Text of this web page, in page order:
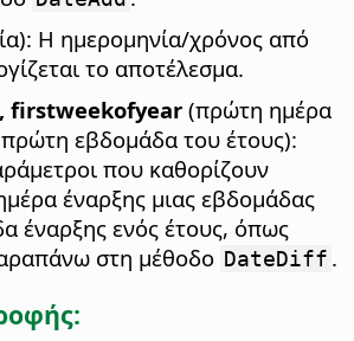
Η ημερομηνία/χρόνος από
το αποτέλεσμα.
firstweekofyear (πρώτη ημέρα
εβδομάδα του έτους):
που καθορίζουν
έναρξης μιας εβδομάδας
έναρξης ενός έτους, όπως
στη μέθοδο DateDiff .